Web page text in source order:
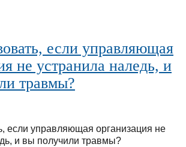
если управляющая
не устранила наледь, и
травмы?
если управляющая организация не
и вы получили травмы?